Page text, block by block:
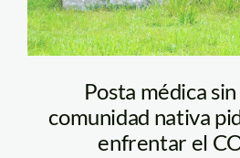
Posta médica
comunidad nativa
enfrentar el